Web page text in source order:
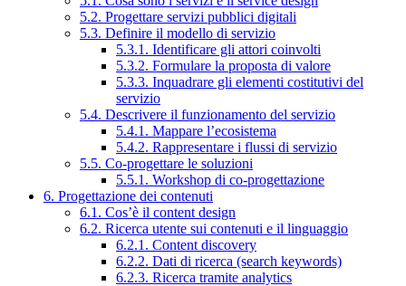
5.2. Progettare servizi pubblici digitali
5.3. Definire il modello di servizio
5.3.1. Identificare gli attori coinvolti
5.3.2. Formulare la proposta di valore
5.3.3. Inquadrare gli elementi costitutivi del
servizio
5.4. Descrivere il funzionamento del servizio
5.4.1. Mappare l’ecosistema
5.4.2. Rappresentare i flussi di servizio
5.5. Co-progettare le soluzioni
5.5.1. Workshop di co-progettazione
6. Progettazione dei contenuti
6.1. Cos’è il content design
6.2. Ricerca utente sui contenuti e il linguaggio
6.2.1. Content discovery
6.2.2. Dati di ricerca (search keywords)
6.2.3. Ricerca tramite analytics